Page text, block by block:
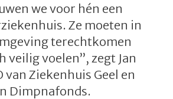
we voor hén een
Ze moeten in
terechtkomen
veilig voelen”, zegt Jan
van Ziekenhuis Geel en
Dimpnafonds.